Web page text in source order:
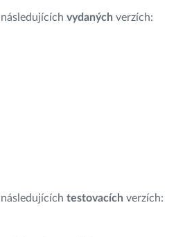
vydaných verzích:
testovacích verzích: